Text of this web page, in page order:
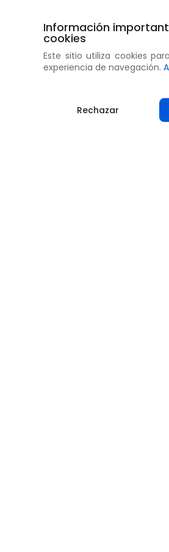
Corte y elimine las ramas
Destruya el material que
Información
cookies
Este sitio utiliza cookies
experiencia de navegación.
Rechazar